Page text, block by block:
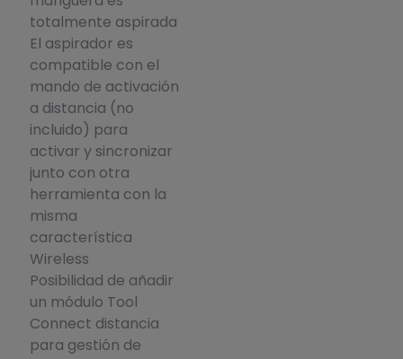
totalmente aspirada
El aspirador es
compatible con el
mando de activación
a distancia (no
incluido) para
activar y sincronizar
junto con otra
herramienta con la
misma
característica
Wireless
Posibilidad de añadir
un módulo Tool
Connect distancia
para gestión de